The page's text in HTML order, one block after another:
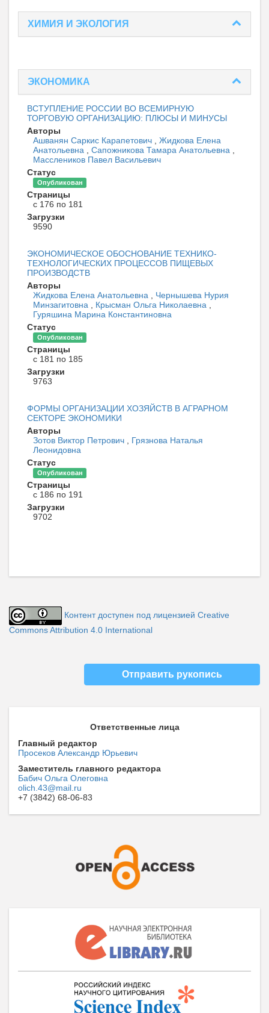
ХИМИЯ И ЭКОЛОГИЯ
ЭКОНОМИКА
ВСТУПЛЕНИЕ РОССИИ ВО ВСЕМИРНУЮ
ТОРГОВУЮ ОРГАНИЗАЦИЮ: ПЛЮСЫ И МИНУСЫ
Авторы
Ашванян Саркис Карапетович
Жидкова Елена
Анатольевна
Сапожникова Тамара Анатольевна
Масслеников Павел Васильевич
Статус
Опубликован
Страницы
с 176 по 181
Загрузки
9590
ЭКОНОМИЧЕСКОЕ ОБОСНОВАНИЕ ТЕХНИКО-
ТЕХНОЛОГИЧЕСКИХ ПРОЦЕССОВ ПИЩЕВЫХ
ПРОИЗВОДСТВ
Авторы
Жидкова Елена Анатольевна
Чернышева Нурия
Минзагитовна
Крысман Ольга Николаевна
Гуряшина Марина Константиновна
Статус
Опубликован
Страницы
с 181 по 185
Загрузки
9763
ФОРМЫ ОРГАНИЗАЦИИ ХОЗЯЙСТВ В АГРАРНОМ
СЕКТОРЕ ЭКОНОМИКИ
Авторы
Зотов Виктор Петрович
Грязнова Наталья
Леонидовна
Статус
Опубликован
Страницы
с 186 по 191
Загрузки
9702
Контент доступен под лицензией Creative
Commons Attribution 4.0 International
Отправить рукопись
Ответственные лица
Главный редактор
Просеков Александр Юрьевич
Заместитель главного редактора
Бабич Ольга Олеговна
olich.43@mail.ru
+7 (3842) 68-06-83